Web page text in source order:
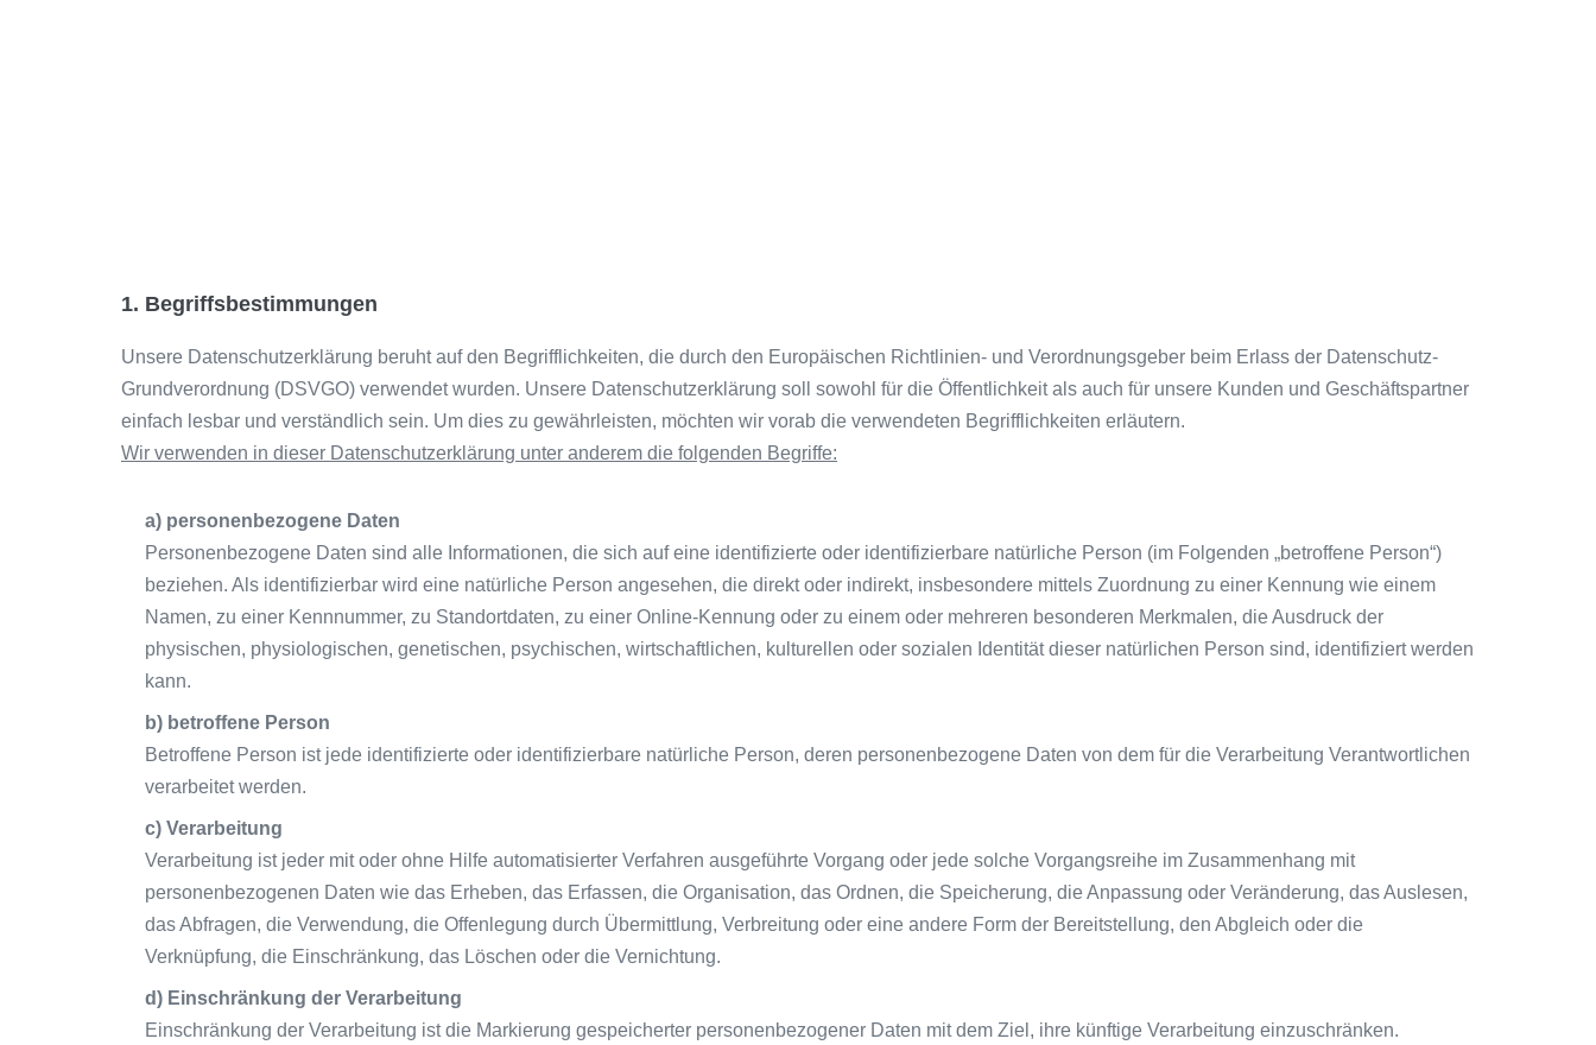
1. Begriffsbestimmungen
Unsere Datenschutzerklärung beruht auf den Begrifflichkeiten, die durch den Europäischen Richtlinien- und Verordnungsgeber beim Erlass der Datenschutz-
Grundverordnung (DSVGO) verwendet wurden. Unsere Datenschutzerklärung soll sowohl für die Öffentlichkeit als auch für unsere Kunden und Geschäftspartner
einfach lesbar und verständlich sein. Um dies zu gewährleisten, möchten wir vorab die verwendeten Begrifflichkeiten erläutern.
Wir verwenden in dieser Datenschutzerklärung unter anderem die folgenden Begriffe:
a) personenbezogene Daten
Personenbezogene Daten sind alle Informationen, die sich auf eine identifizierte oder identifizierbare natürliche Person (im Folgenden „betroffene Person“)
beziehen. Als identifizierbar wird eine natürliche Person angesehen, die direkt oder indirekt, insbesondere mittels Zuordnung zu einer Kennung wie einem
Namen, zu einer Kennnummer, zu Standortdaten, zu einer Online-Kennung oder zu einem oder mehreren besonderen Merkmalen, die Ausdruck der
physischen, physiologischen, genetischen, psychischen, wirtschaftlichen, kulturellen oder sozialen Identität dieser natürlichen Person sind, identifiziert werden
kann.
b) betroffene Person
Betroffene Person ist jede identifizierte oder identifizierbare natürliche Person, deren personenbezogene Daten von dem für die Verarbeitung Verantwortlichen
verarbeitet werden.
c) Verarbeitung
Verarbeitung ist jeder mit oder ohne Hilfe automatisierter Verfahren ausgeführte Vorgang oder jede solche Vorgangsreihe im Zusammenhang mit
personenbezogenen Daten wie das Erheben, das Erfassen, die Organisation, das Ordnen, die Speicherung, die Anpassung oder Veränderung, das Auslesen,
das Abfragen, die Verwendung, die Offenlegung durch Übermittlung, Verbreitung oder eine andere Form der Bereitstellung, den Abgleich oder die
Verknüpfung, die Einschränkung, das Löschen oder die Vernichtung.
d) Einschränkung der Verarbeitung
Einschränkung der Verarbeitung ist die Markierung gespeicherter personenbezogener Daten mit dem Ziel, ihre künftige Verarbeitung einzuschränken.